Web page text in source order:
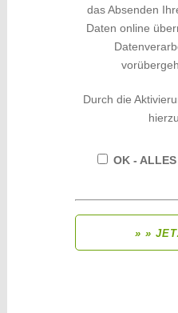
das Absenden
Daten online
Durch die
OK -